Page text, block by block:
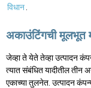
विधान
अकाउंटिंगची मूलभूत
जेव्हा ते येते तेव्हा उत्पादन
त्यात संबंधित यादीतील तीन
एकाच्या तुलनेत. उत्पादन